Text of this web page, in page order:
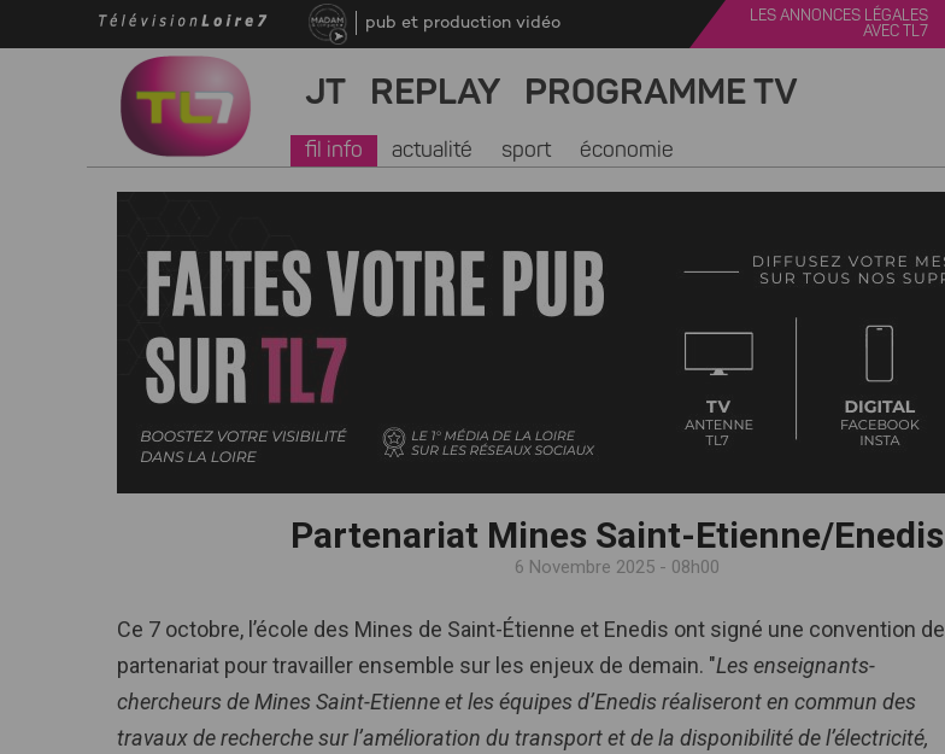
pub et production vidéo
LES ANNONCES LÉGALES
AVEC TL7
JT REPLAY PROGRAMME TV
fil info actualité sport économie
Partenariat Mines Saint-Etienne/Enedis
6 Novembre 2025 - 08h00
Ce 7 octobre, l’école des Mines de Saint-Étienne et Enedis ont signé une convention de
partenariat pour travailler ensemble sur les enjeux de demain. "Les enseignants-
chercheurs de Mines Saint-Etienne et les équipes d’Enedis réaliseront en commun des
travaux de recherche sur l’amélioration du transport et de la disponibilité de l’électricité,